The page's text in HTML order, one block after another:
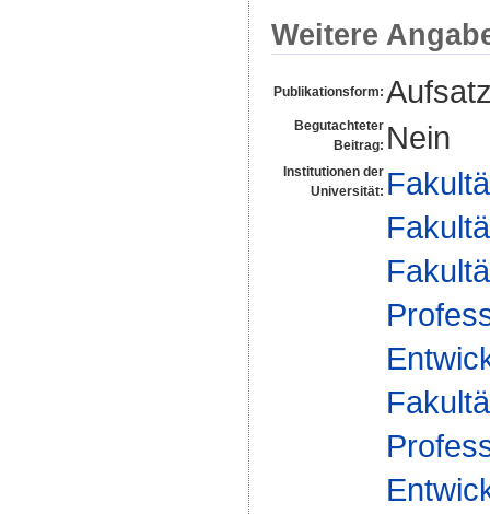
Weitere
Publikationsform:
Begutachteter
Beitrag: Nein
Institutionen der
Universität: